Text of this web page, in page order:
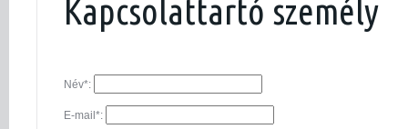
Kapcsolattartó személy
Név*:
E-mail*: